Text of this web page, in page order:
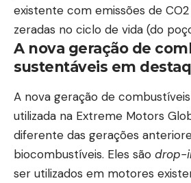
existente com emissões de
zeradas no ciclo de vida (do
A nova geração de
sustentáveis em
A nova geração de
utilizada na Extreme Motors
diferente das gerações
biocombustíveis. Eles são drop-
ser utilizados em motores